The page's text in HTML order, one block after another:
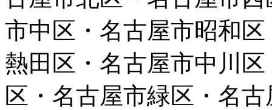
市中区・名古屋市昭和
熱田区・名古屋市中川
区・名古屋市緑区・名